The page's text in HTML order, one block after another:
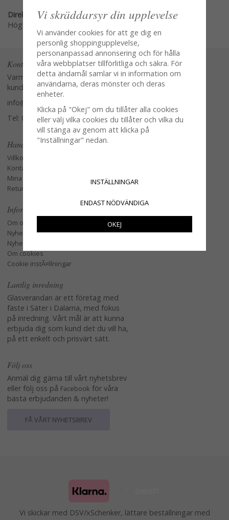
Direktlänk:
Högerklicka och kopiera adressen
Kontakta oss
Varmt välkommen att kontakta vår
kundtjänst.
info@glasverandan.se
Tel: 079-3495968
Handla
Villkor
Kontakta oss
Mina favoriter
Retur och Reklamation
Information
Om oss
Nyheter
Nyhetsbrev
Om cookies
Cookie instÃ¤llningar
Lantlig inredning
Glasverandan är ett företag med
fäste i Säter i Dalarna, med fokus
på inredning. Vårt mål är att kunna
erbjuda dig som kund det du vill ha,
på ett enkelt och prisvärt sätt.
Följ oss
Anmäl dig gärna till vårt nyhetsbrev
eller följ oss på Facebook för våra
bästa erbjudanden & nyheter!
FÅ VÅRT NYHETSBREV
Vi skickar med DSV/xSchenker, lättare beställningar med
Vi skräddarsyr din upplevelse
Vi använder cookies för att ge dig en
personlig shoppingupplevelse,
personanpassad annonsering och för hålla
våra webbplatser tillförlitliga och säkra. För
detta ändamål samlar vi in information om
användarna, deras mönster och deras
enheter.
Klicka på "Okej" om du tillåter alla cookies
eller välj vilka cookies du tillåter och vilka du
vill stänga av genom att klicka på
"Inställningar" nedan.
INSTÄLLNINGAR
ENDAST NÖDVÄNDIGA
OKEJ